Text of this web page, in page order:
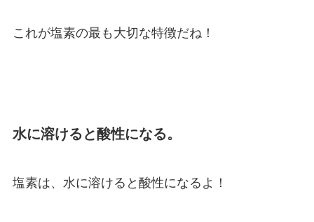
これが塩素の最も大切な特徴だね！
水に溶けると酸性になる。
塩素は、水に溶けると酸性になるよ！